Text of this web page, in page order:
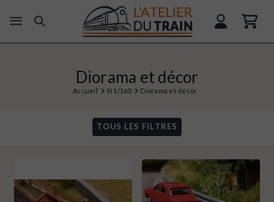
Diorama et décor
Accueil N 1/160 Diorama et décor
TOUS LES FILTRES